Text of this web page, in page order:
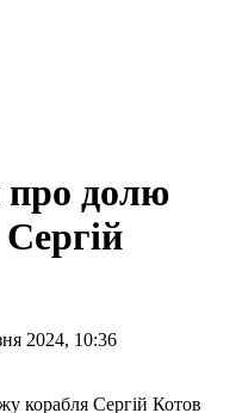
про долю
2024, 10:36